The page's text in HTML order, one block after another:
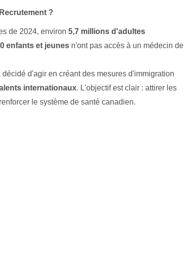
?
de 2024, environ 5,7 millions d'adultes
enfants et jeunesn'ont pas accès à un médecin de
d'agir en créant des mesures d'immigration
internationaux. L'objectif est clair : attirer les
le système de santé canadien.